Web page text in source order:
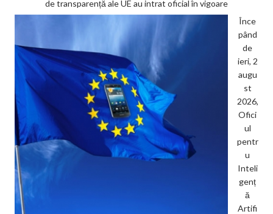
de transparență ale UE au intrat oficial în vigoare
Înce
pând
de
ieri, 2
augu
st
2026,
Ofici
ul
pentr
u
Inteli
genț
ă
Artifi